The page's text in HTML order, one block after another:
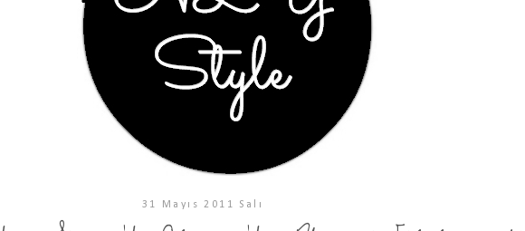
31 Mayıs 2011 Salı